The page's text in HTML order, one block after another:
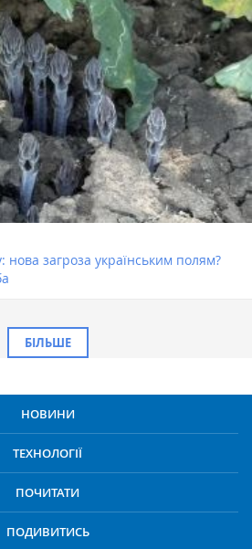
нова загроза українським полям?
БІЛЬШЕ
НОВИНИ
ТЕХНОЛОГІЇ
ПОЧИТАТИ
ПОДИВИТИСЬ